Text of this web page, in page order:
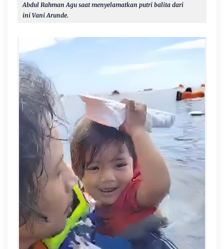
Abdul Rahman Agu saat menyelamatkan putri balita dari
ini Vani Arunde.